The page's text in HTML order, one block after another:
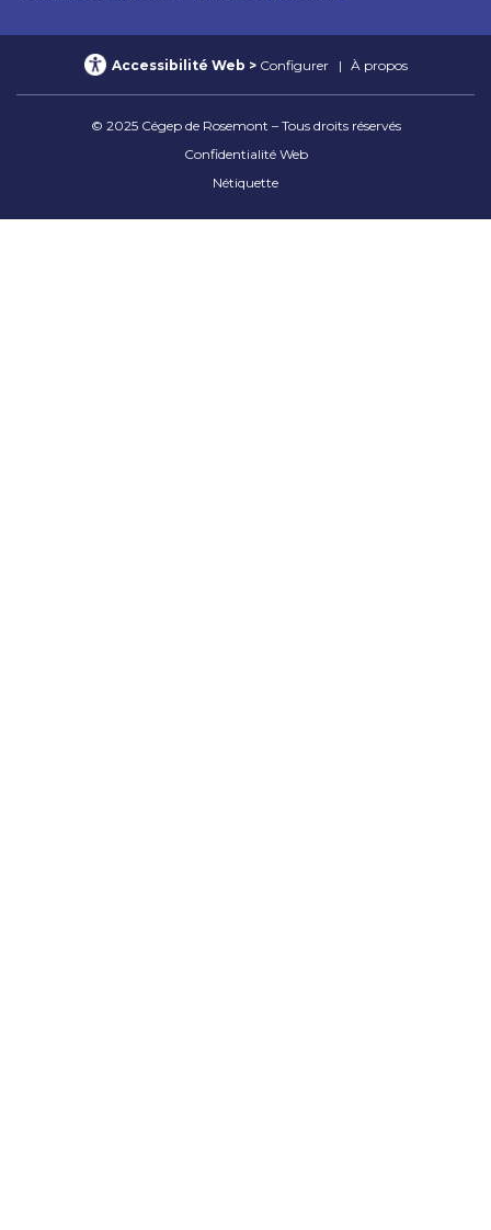
© 2025 Cégep de Rosemont – Tous droits réservés
Confidentialité Web
Nétiquette
Accessibilité Web Configurer À propos